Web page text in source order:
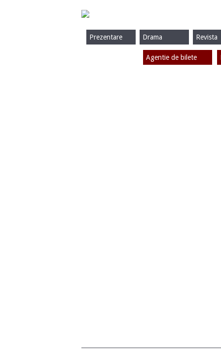
Revista
Drama
Prezentare
Agentie de bilete